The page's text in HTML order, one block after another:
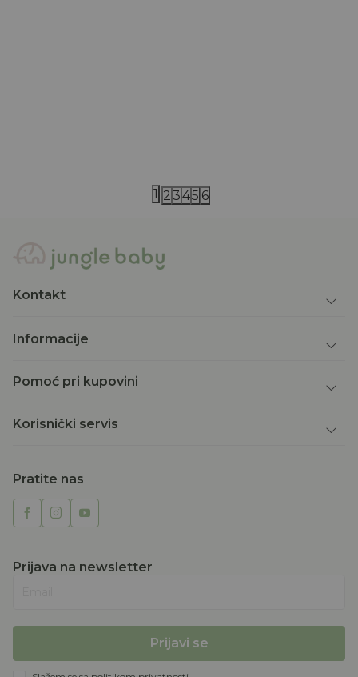
1 2 345 6
Kontakt
Informacije
Pomoć pri kupovini
Korisnički servis
Pratite nas
Prijava na newsletter
Prijavi se